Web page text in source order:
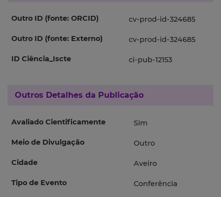
Outro ID (fonte: ORCID) cv-prod-id-324685
Outro ID (fonte: Externo) cv-prod-id-324685
ID Ciência_Iscte ci-pub-12153
Outros Detalhes da Publicação
Avaliado Cientificamente Sim
Meio de Divulgação Outro
Cidade Aveiro
Tipo de Evento Conferência